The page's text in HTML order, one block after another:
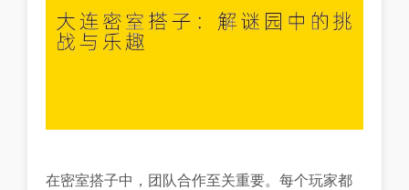
在密室搭子中，团队合作至关重要。每个玩家都